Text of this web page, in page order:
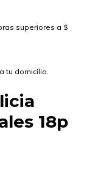
superiores a $
tu domicilio.
18p